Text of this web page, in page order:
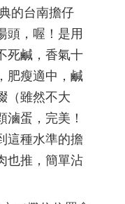
的台南擔仔
頭，喔！是用
死鹹，香氣十
肥瘦適中，鹹
（雖然不大
蛋，完美！
這種水準的擔
也推，簡單沾